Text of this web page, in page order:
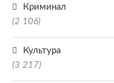
Криминал
(2 106)
Культура
(3 217)